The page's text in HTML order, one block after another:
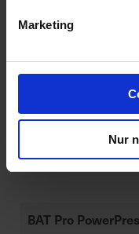
Marketing
Nur
BAT Pro